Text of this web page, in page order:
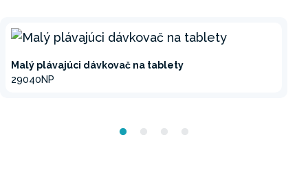
Malý plávajúci dávkovač na tablety
29040NP